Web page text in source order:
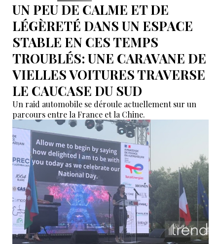
UN PEU DE CALME ET DE
LÉGÈRETÉ DANS UN ESPACE
STABLE EN CES TEMPS
TROUBLÉS: UNE CARAVANE DE
VIELLES VOITURES TRAVERSE
LE CAUCASE DU SUD
Un raid automobile se déroule actuellement sur un
parcours entre la France et la Chine.